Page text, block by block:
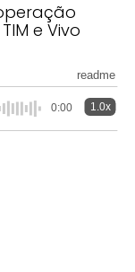
e Vivo
readme
0:00 1.0x